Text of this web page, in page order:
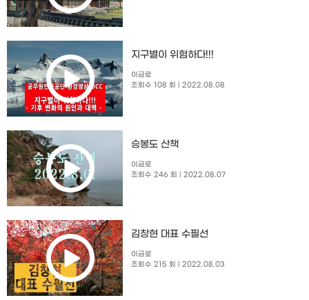
지구별이 위험하다!!!
이금로
조회수 108 회
| 2022.08.08
승봉도 산책
이금로
조회수 246 회
| 2022.08.07
김창현 대표 수필선
이금로
조회수 215 회
| 2022.08.03